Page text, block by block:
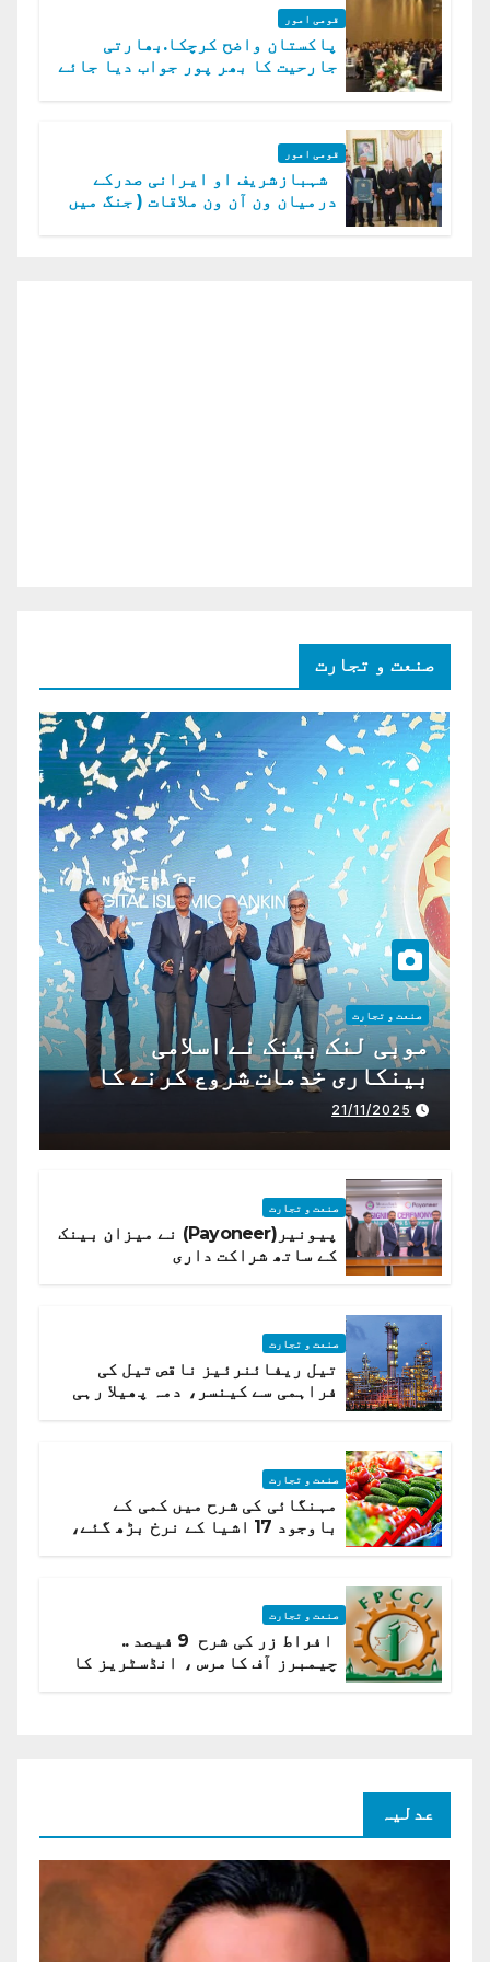
قومی امور
پاکستان واضح کرچکا.بھارتی
جارحیت کا بھر پور جواب دیا جائے
قومی امور
شہبازشریف او ایرانی صدرکے
درمیان ون آن ون ملاقات ( جنگ میں
صنعت و تجارت
صنعت و تجارت
موبی لنک بینک نے اسلامی
بینکاری خدمات شروع کرنے کا
اعلان کیا ہے،
21/11/2025
صنعت و تجارت
پیونیر(Payoneer) نے میزان بینک
کے ساتھ شراکت داری
صنعت و تجارت
تیل ریفائنرئیز ناقص تیل کی
فراہمی سے کینسر، دمہ پھیلا رہی
صنعت و تجارت
مہنگائی کی شرح میں کمی کے
باوجود 17 اشیا کے نرخ بڑھ گئے،
صنعت و تجارت
افراط زر کی شرح 9 فیصد ..
چیمبرز آف کامرس ، انڈسٹریز کا
عدلیہ